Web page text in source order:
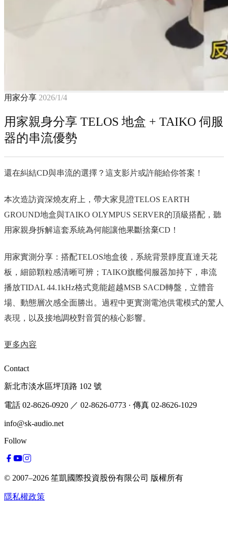
用家分享 2026/1/4
用家親身分享 TELOS 地盒 + TAIKO 伺服
器的串流優勢
還在糾結CD與串流的選擇？這支影片或許能給你答案！
本次造訪資深燒友府上，帶大家見證TELOS EARTH
GROUND地盒與TAIKO OLYMPUS SERVER的頂級搭配，聽
用家親身拆解這套系統為何能讓他果斷捨棄CD！
用家實測分享：搭配TELOS地盒後，系統背景靜度直達天花
板，細節顆粒感清晰可辨；TAIKO旗艦伺服器加持下，串流
播放TIDAL 44.1kHz格式竟能超越MSB SACD轉盤，立體音
場、動態層次感全面勝出。過程中更實測電池供電模式的驚人
表現，以及接地調校對音質的核心影響。
更多內容
Contact
新北市淡水區坪頂路 102 號
電話 02-8626-0920 ／ 02-8626-0773 · 傳真 02-8626-1029
info@sk-audio.net
Follow
© 2007–2026 笙凱國際投資股份有限公司 版權所有
隱私權政策